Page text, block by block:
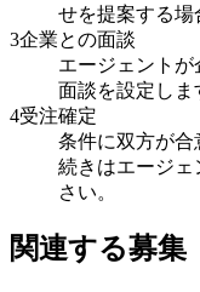
せを提案する場
3企業との面談
エージェント
面談を設定しま
4受注確定
条件に双方が
続きはエージ
さい。
関連する募集